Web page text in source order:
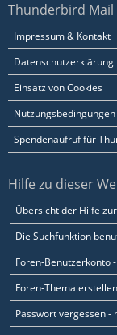
Thunderbird Mail
Impressum & Kontakt
Datenschutzerklärung
Einsatz von Cookies
Nutzungsbedingungen
Spendenaufruf für
Hilfe zu dieser
Übersicht der Hilfe
Die Suchfunktion
Foren-Benutzerkonto
Foren-Thema
Passwort vergessen -